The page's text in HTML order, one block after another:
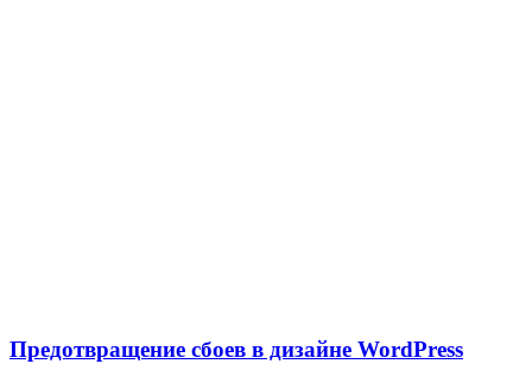
Предотвращение сбоев в дизайне WordPress